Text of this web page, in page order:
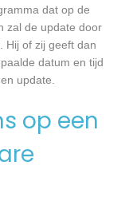
dat op de
zal de update door
Hij of zij geeft dan
datum en tijd
update.
op een